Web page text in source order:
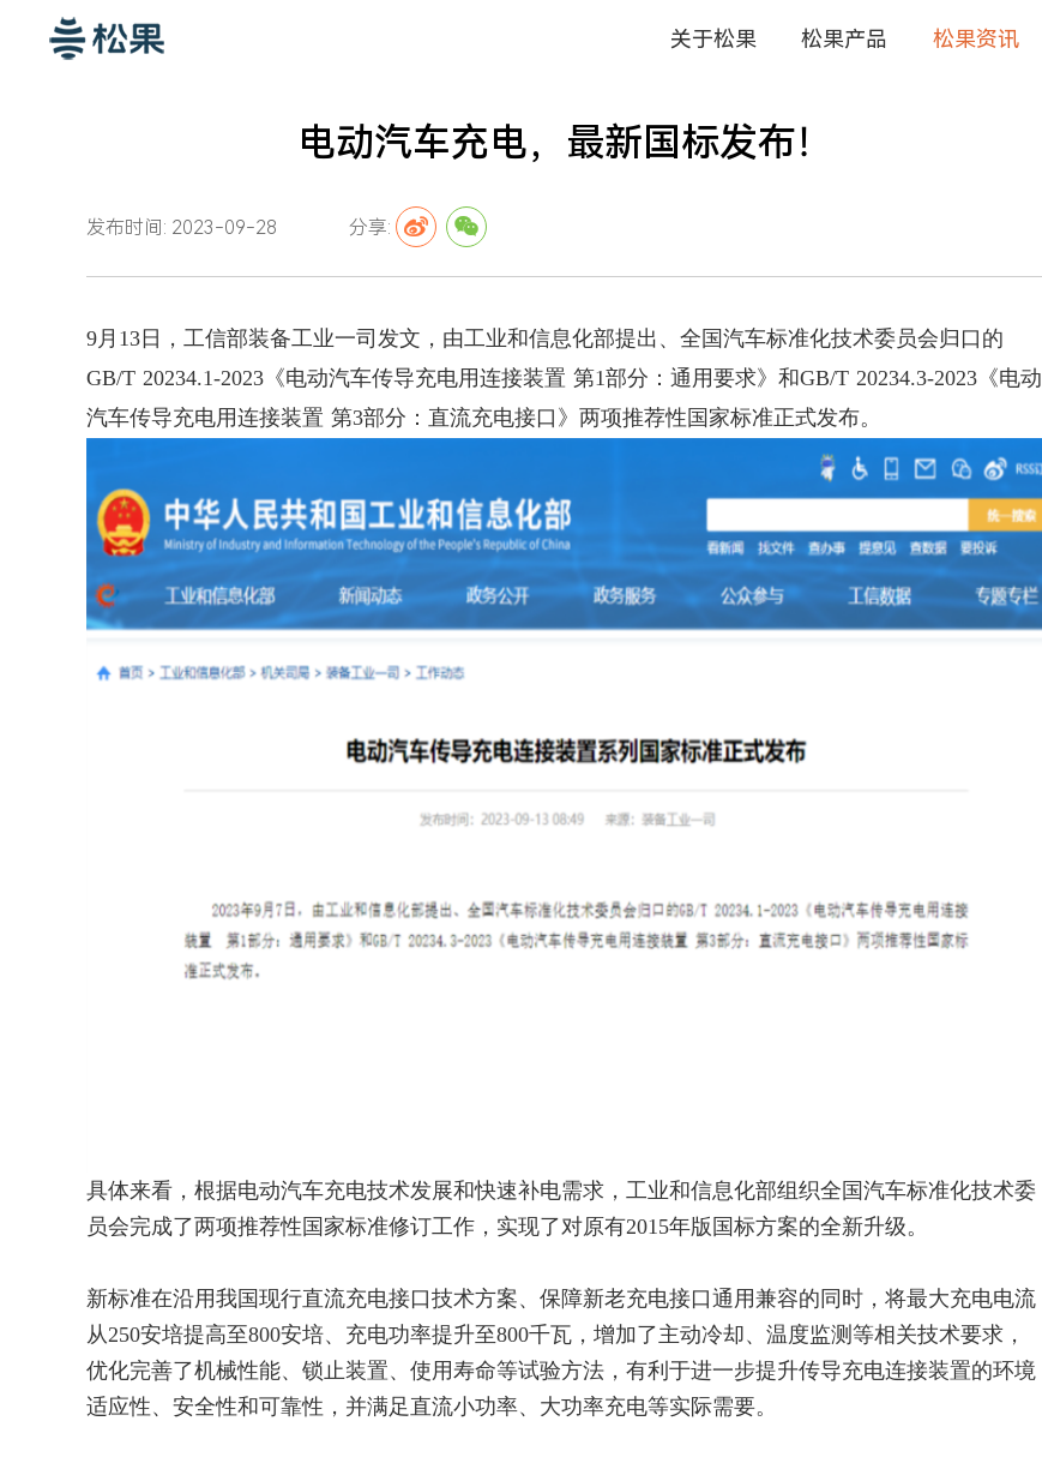
关于松果 松果产品
电动汽车充电，最新国标发布！
发布时间: 2023-09-28 分享:
9月13日，工信部装备工业一司发文，由工业和信息化部提出、全国汽车标准化技术委员会归口的
GB/T 20234.1-2023《电动汽车传导充电用连接装置 第1部分：通用要求》和GB/T 20234.3-2023《电动
汽车传导充电用连接装置 第3部分：直流充电接口》两项推荐性国家标准正式发布。
具体来看，根据电动汽车充电技术发展和快速补电需求，工业和信息化部组织全国汽车标准化技术委
员会完成了两项推荐性国家标准修订工作，实现了对原有2015年版国标方案的全新升级。
新标准在沿用我国现行直流充电接口技术方案、保障新老充电接口通用兼容的同时，将最大充电电流
从250安培提高至800安培、充电功率提升至800千瓦，增加了主动冷却、温度监测等相关技术要求，
优化完善了机械性能、锁止装置、使用寿命等试验方法，有利于进一步提升传导充电连接装置的环境
适应性、安全性和可靠性，并满足直流小功率、大功率充电等实际需要。